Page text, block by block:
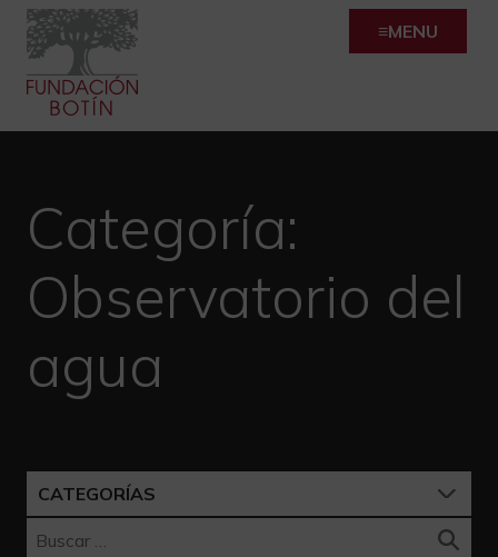
Skip
content
MENU
Categoría:
Observatorio del
agua
CATEGORÍAS